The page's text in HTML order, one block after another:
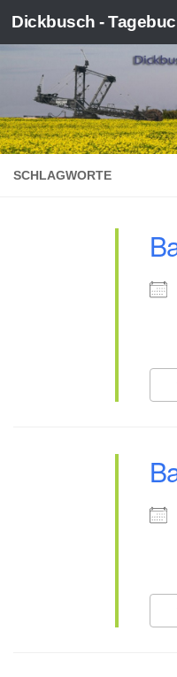
Zum Inhalt springen
SCHLAGWORTE